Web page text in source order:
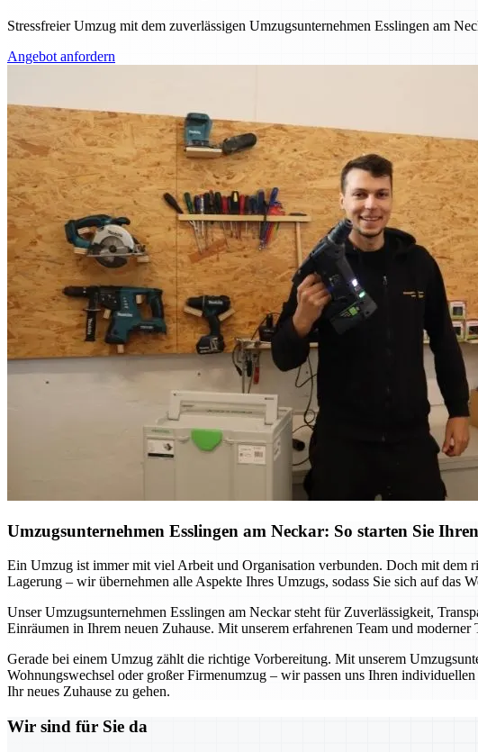
Stressfreier Umzug mit dem zuverlässigen Umzugsunternehmen Esslingen am
Angebot anfordern
Umzugsunternehmen Esslingen am Neckar: So starten Sie
Ein Umzug ist immer mit viel Arbeit und Organisation verbunden. Doch mit dem
Lagerung – wir übernehmen alle Aspekte Ihres Umzugs, sodass Sie sich auf das
Unser Umzugsunternehmen Esslingen am Neckar steht für Zuverlässigkeit,
Einräumen in Ihrem neuen Zuhause. Mit unserem erfahrenen Team und
Gerade bei einem Umzug zählt die richtige Vorbereitung. Mit unserem
Wohnungswechsel oder großer Firmenumzug – wir passen uns Ihren
Ihr neues Zuhause zu gehen.
Wir sind für Sie da